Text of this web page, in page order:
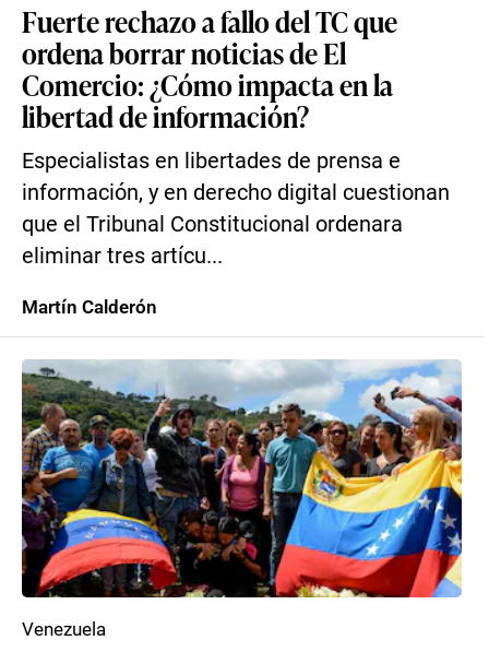
Fuerte rechazo a fallo del TC que
ordena borrar noticias de El
Comercio: ¿Cómo impacta en la
libertad de información?
Especialistas en libertades de prensa e
información, y en derecho digital cuestionan
que el Tribunal Constitucional ordenara
eliminar tres artícu...
Martín Calderón
Venezuela